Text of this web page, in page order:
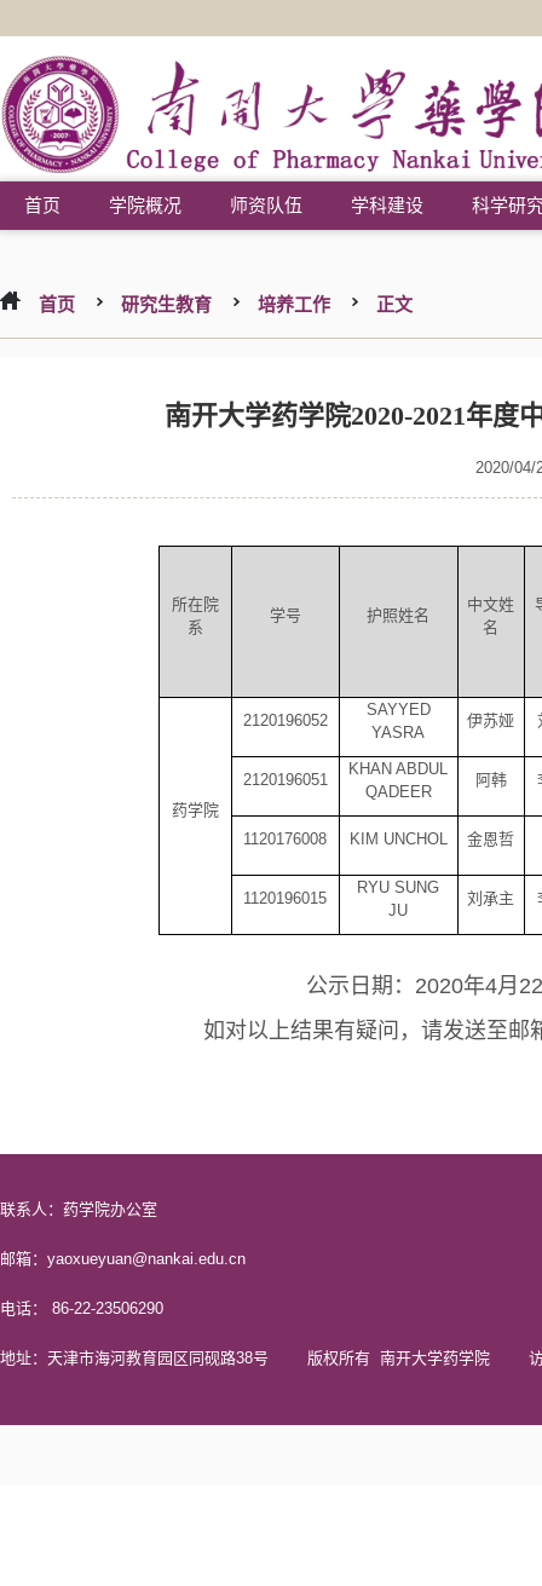
首页 学院概况 师资队伍 学科建设 科学研
首页 研究生教育 培养工作 正文
南开大学药学院2020-2021年度
2020/04/
所在院
系
学号 护照姓名
中文姓
名
药学院
2120196052
SAYYED
YASRA
伊苏娅
2120196051
KHAN ABDUL
QADEER
阿韩
1120176008 KIM UNCHOL 金恩哲
1120196015
RYU SUNG
JU
刘承主
公示日期： 2020年4月 22
如对以上结果有疑问，请发送至邮
联系人：药学院办公室
邮箱：yaoxueyuan@nankai.edu.cn
电话： 86-22-23506290
地址：天津市海河教育园区同砚路38号 版权所有 南开大学药学院 访